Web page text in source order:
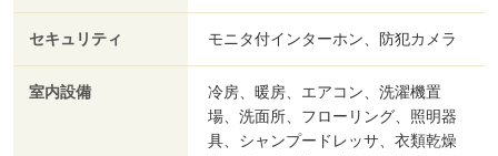
セキュリティ モニタ付インターホン、防犯カメラ
室内設備
冷房、暖房、エアコン、洗濯機置
場、洗面所、フローリング、照明器
具、シャンプードレッサ、衣類乾燥